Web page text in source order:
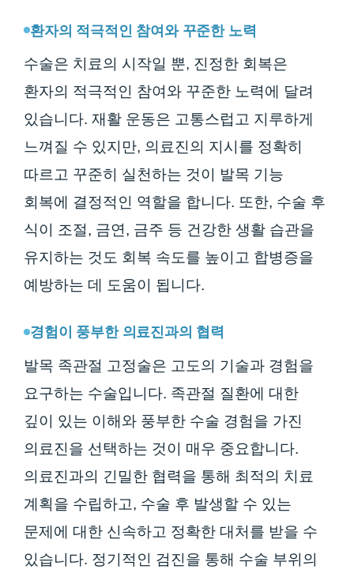
환자의 적극적인 참여와 꾸준한 노력
수술은 치료의 시작일 뿐, 진정한 회복은
환자의 적극적인 참여와 꾸준한 노력에 달려
있습니다. 재활 운동은 고통스럽고 지루하게
느껴질 수 있지만, 의료진의 지시를 정확히
따르고 꾸준히 실천하는 것이 발목 기능
회복에 결정적인 역할을 합니다. 또한, 수술 후
식이 조절, 금연, 금주 등 건강한 생활 습관을
유지하는 것도 회복 속도를 높이고 합병증을
예방하는 데 도움이 됩니다.
경험이 풍부한 의료진과의 협력
발목 족관절 고정술은 고도의 기술과 경험을
요구하는 수술입니다. 족관절 질환에 대한
깊이 있는 이해와 풍부한 수술 경험을 가진
의료진을 선택하는 것이 매우 중요합니다.
의료진과의 긴밀한 협력을 통해 최적의 치료
계획을 수립하고, 수술 후 발생할 수 있는
문제에 대한 신속하고 정확한 대처를 받을 수
있습니다. 정기적인 검진을 통해 수술 부위의